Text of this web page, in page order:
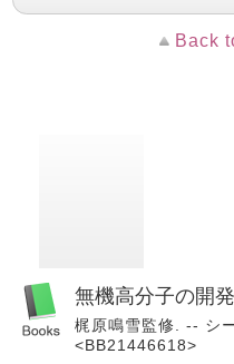
Back
無機高分子の開
梶原鳴雪監修. -- シ
<BB21446618>